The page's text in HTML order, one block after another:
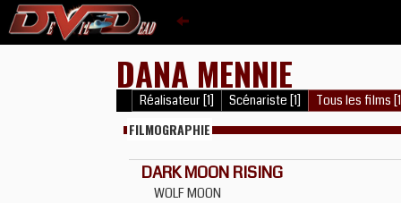
DANA MENNIE
Réalisateur [1] Scénariste [1] Tous les films
FILMOGRAPHIE
DARK MOON RISING
WOLF MOON